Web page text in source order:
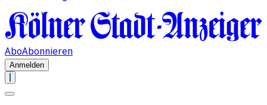
AboAbonnieren
Anmelden